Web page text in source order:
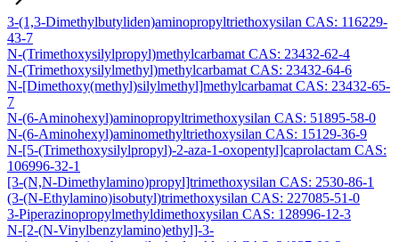
3-(1,3-Dimethylbutyliden)aminopropyltriethoxysilan CAS: 116229-
43-7
N-(Trimethoxysilylpropyl)methylcarbamat CAS: 23432-62-4
N-(Trimethoxysilylmethyl)methylcarbamat CAS: 23432-64-6
N-[Dimethoxy(methyl)silylmethyl]methylcarbamat CAS: 23432-65-
7
N-(6-Aminohexyl)aminopropyltrimethoxysilan CAS: 51895-58-0
N-(6-Aminohexyl)aminomethyltriethoxysilan CAS: 15129-36-9
N-[5-(Trimethoxysilylpropyl)-2-aza-1-oxopentyl]caprolactam CAS:
106996-32-1
[3-(N,N-Dimethylamino)propyl]trimethoxysilan CAS: 2530-86-1
(3-(N-Ethylamino)isobutyl)trimethoxysilan CAS: 227085-51-0
3-Piperazinopropylmethyldimethoxysilan CAS: 128996-12-3
N-[2-(N-Vinylbenzylamino)ethyl]-3-